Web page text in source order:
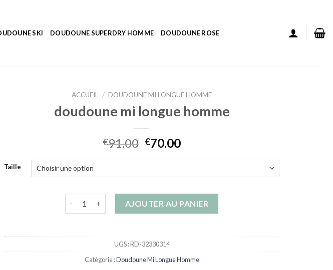
SKI DOUDOUNE SUPERDRY HOMME DOUDOUNE ROSE
ACCUEIL / DOUDOUNE MI LONGUE HOMME
doudoune mi longue homme
€91.00 €70.00
Taille
AJOUTER AU PANIER
UGS :RD-32330314
Catégorie :Doudoune Mi Longue Homme